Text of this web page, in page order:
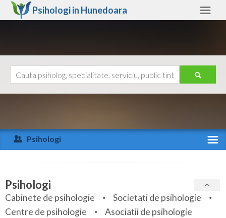
Psihologi in Hunedoara
Arad
Arges
Bihor
Bistrita-Nasaud
Ajutor
Psihologi
Specialitati
Servicii
Psihologi
Cabinete de psihologie
Societati de psihologie
Centre de psihologie
Asociatii de psihologie